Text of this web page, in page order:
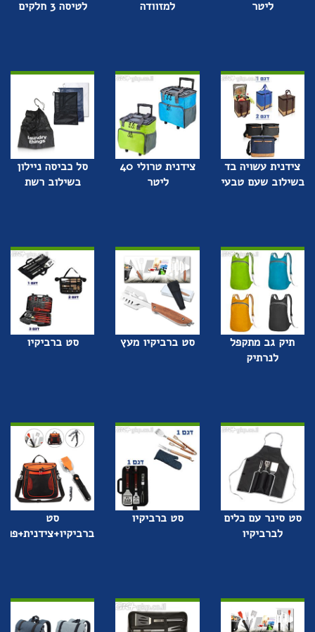
ליטר
למזוודה
לטיסה 3 חלקים
צידנית עשויה בד
בשילוב שעם טבעי
צידנית טרולי 40
ליטר
סל כביסה ניילון
בשילוב רשת
תיק גב מתקפל
לנרתיק
סט ברביקיו מעץ סט ברביקיו
סט סינר עם כלים
לברביקיו
סט ברביקיו
סט